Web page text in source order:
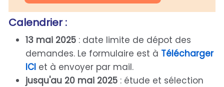
Calendrier :
13 mai 2025 : date limite de dépot des
demandes. Le formulaire est à Télécharger
ICI et à envoyer par mail.
jusqu'au 20 mai 2025 : étude et sélection